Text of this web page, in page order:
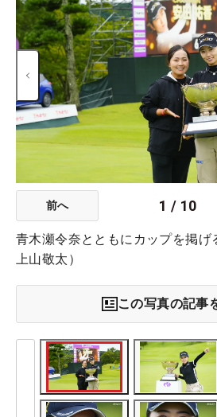
前へ 1 / 10
青木瀬令奈とともにカップを掲げ
上山敬太）
この写真の記事